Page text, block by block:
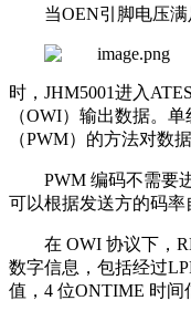
当OEN引脚电压满
时，JHM5001进入
（OWI）输出数据。
（PWM）的方法对数
PWM 编码不需要
可以根据发送方的码率
在 OWI 协议下，
数字信息，包括经过
值，4 位ONTIME 时间